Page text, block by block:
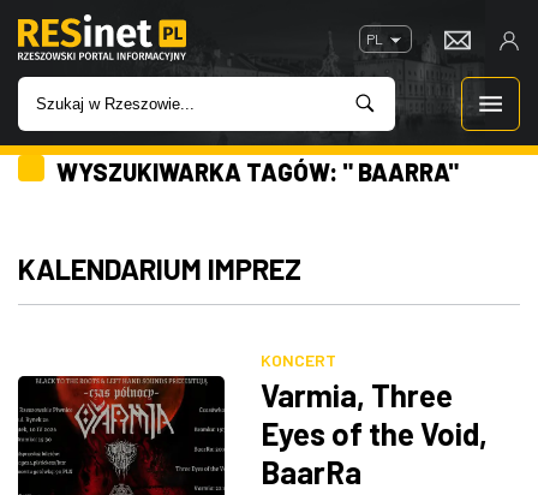
PL
WIADOMOŚCI
ROZRYWKA
W KINACH
WYSZUKIWARKA TAGÓW: " BAARRA"
KALENDARIUM IMPREZ
KONCERT
Varmia, Three
Eyes of the Void,
BaarRa